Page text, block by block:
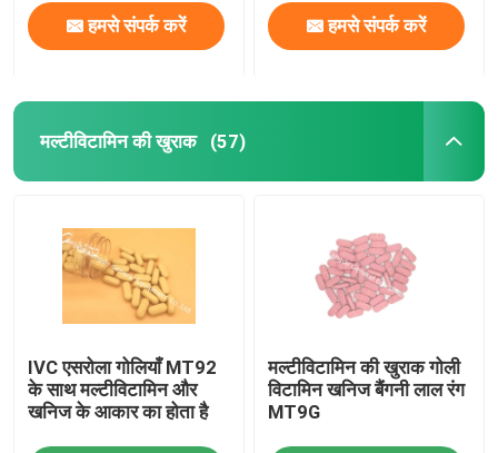
हमसे संपर्क करें हमसे संपर्क करें
मल्टीविटामिन की खुराक (57)
IVC एसरोला गोलियाँ MT92
के साथ मल्टीविटामिन और
खनिज के आकार का होता है
मल्टीविटामिन की खुराक गोली
विटामिन खनिज बैंगनी लाल रंग
MT9G